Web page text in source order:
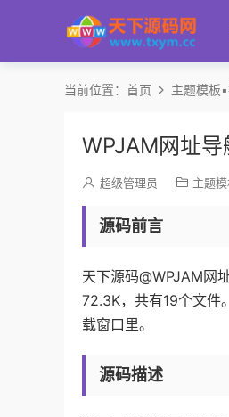
当前位置： 首页 主题模板
WPJAM网址
超级管理员 主题
源码前言
天下源码@WPJAM网
72.3K，共有19个文件
载窗口里。
源码描述